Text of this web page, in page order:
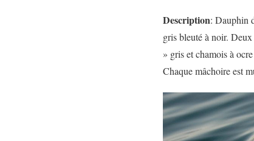
Description: Dauphin
gris bleuté à noir.
» gris et chamois à
Chaque mâchoire est